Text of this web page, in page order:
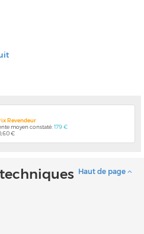
Revendeur
moyen constaté:179 €
€
Haut de page